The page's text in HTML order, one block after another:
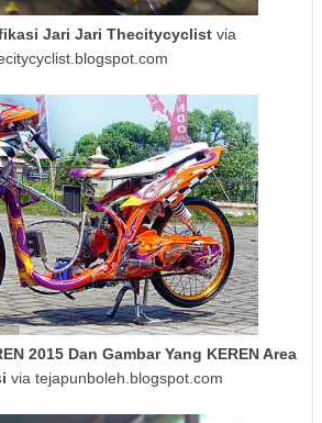
Jari Jari Thecitycyclist via
2015 Dan Gambar Yang KEREN Area
via tejapunboleh.blogspot.com